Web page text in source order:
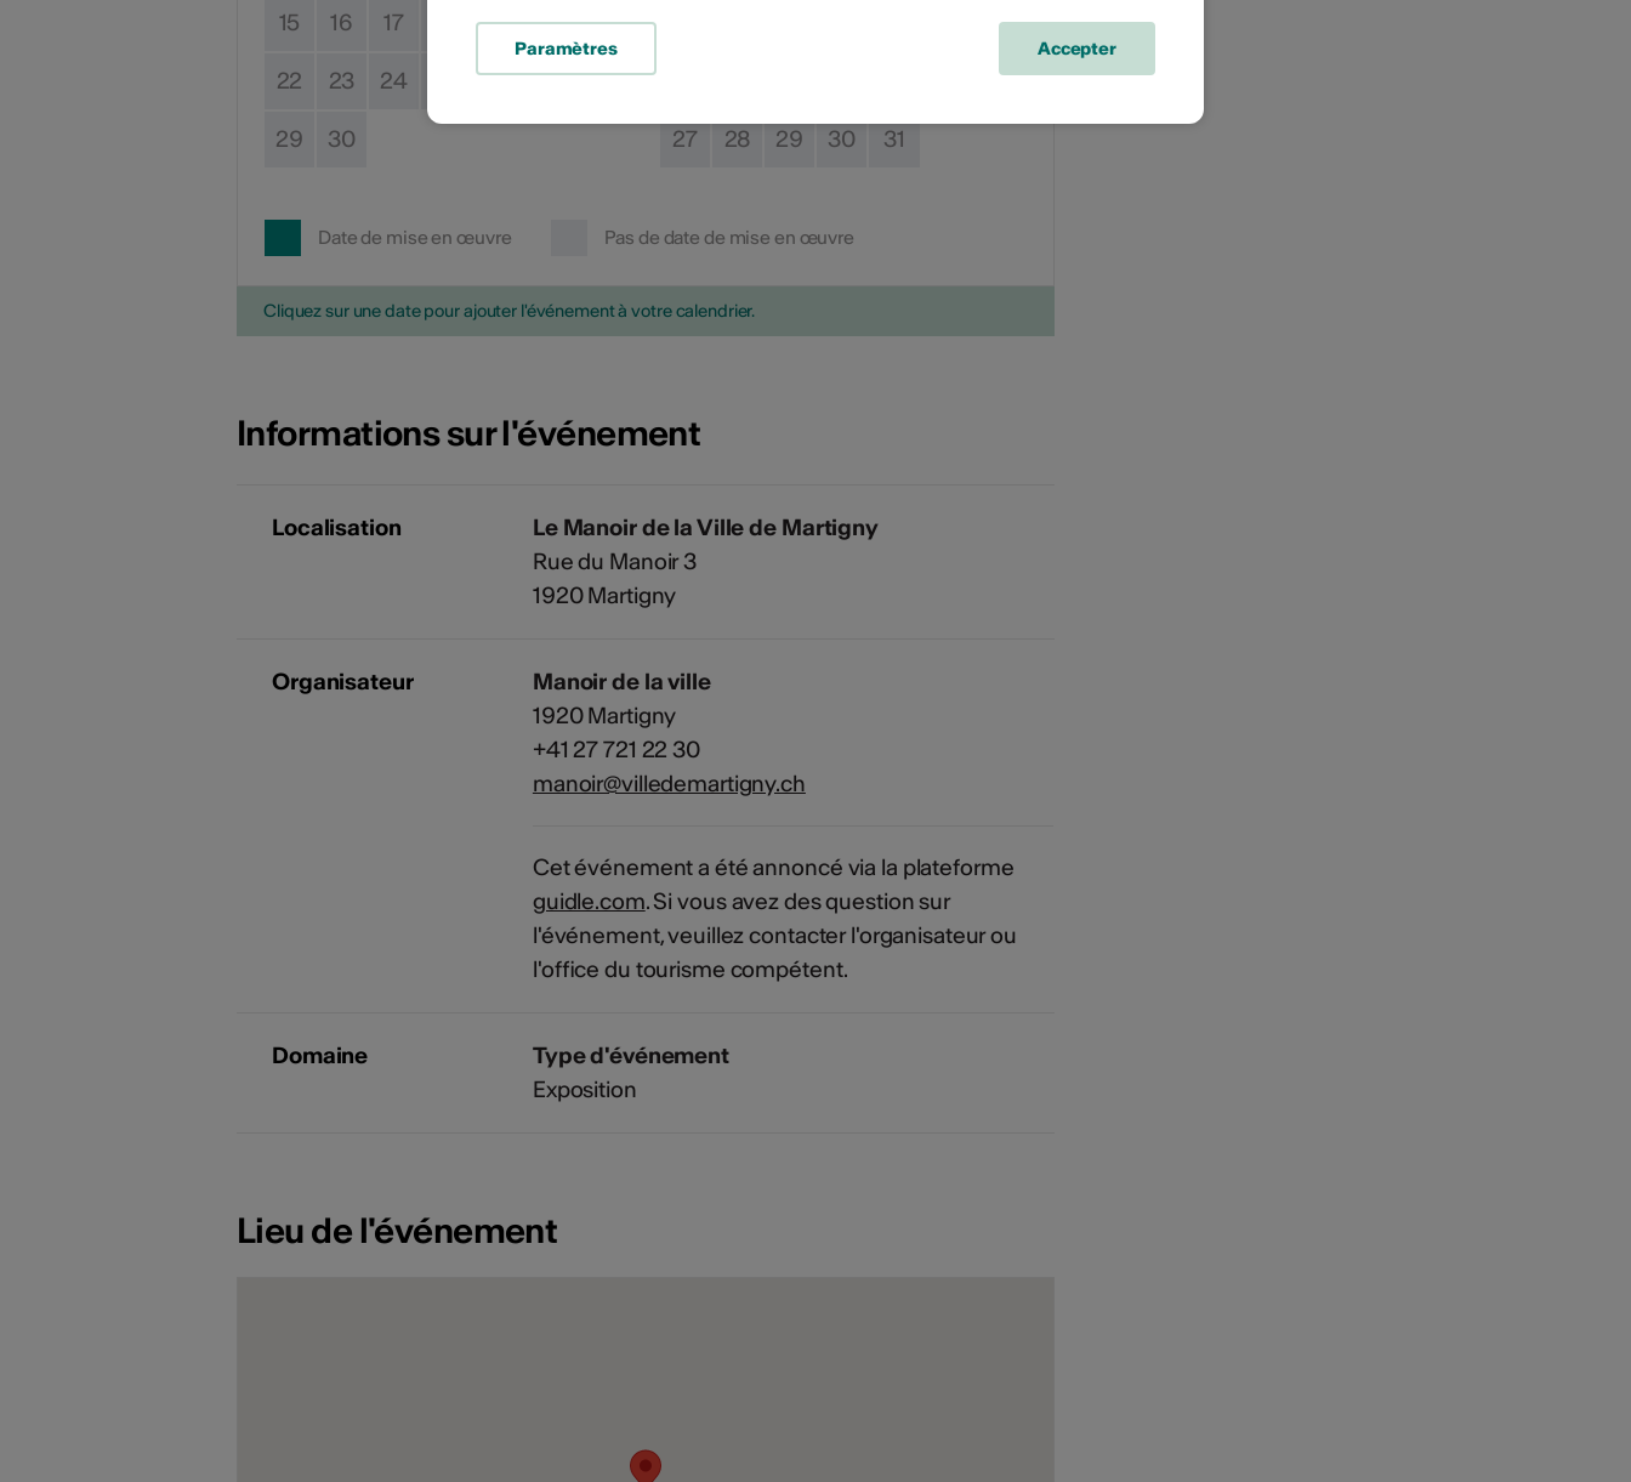
15 16 17 19 20 21
22 23 24 26 27 28
29 30
19
26
27 28 29 30 31
Date de mise en œuvre Pas de date de mise en œuvre
Cliquez sur une date pour ajouter l'événement à votre calendrier.
Informations sur l'événement
Localisation
Le Manoir de la Ville de Martigny
Rue du Manoir 3
1920 Martigny
Organisateur
Manoir de la ville
1920 Martigny
+41 27 721 22 30
manoir@villedemartigny.ch
Cet événement a été annoncé via la plateforme
guidle.com. Si vous avez des question sur
l'événement, veuillez contacter l'organisateur ou
l'office du tourisme compétent.
Domaine
Type d'événement
Exposition
Lieu de l'événement
Paramètres Accepter